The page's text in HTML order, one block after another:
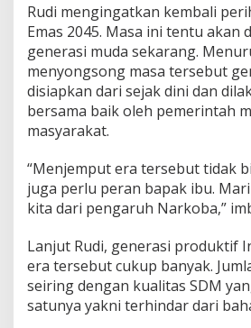
r
k
o
b
a
Rudi mengingatkan kembali
Emas 2045. Masa ini tentu akan
generasi muda sekarang.
menyongsong masa tersebut
disiapkan dari sejak dini dan
bersama baik oleh pemerintah
masyarakat.
“Menjemput era tersebut tidak
juga perlu peran bapak ibu.
kita dari pengaruh Narkoba,”
Lanjut Rudi, generasi produktif
era tersebut cukup banyak.
seiring dengan kualitas SDM
satunya yakni terhindar dari